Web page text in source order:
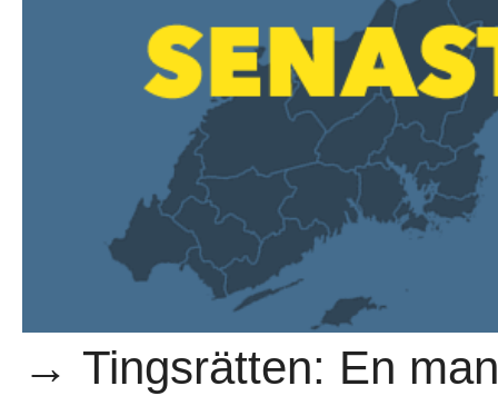
→ Tingsrätten: En